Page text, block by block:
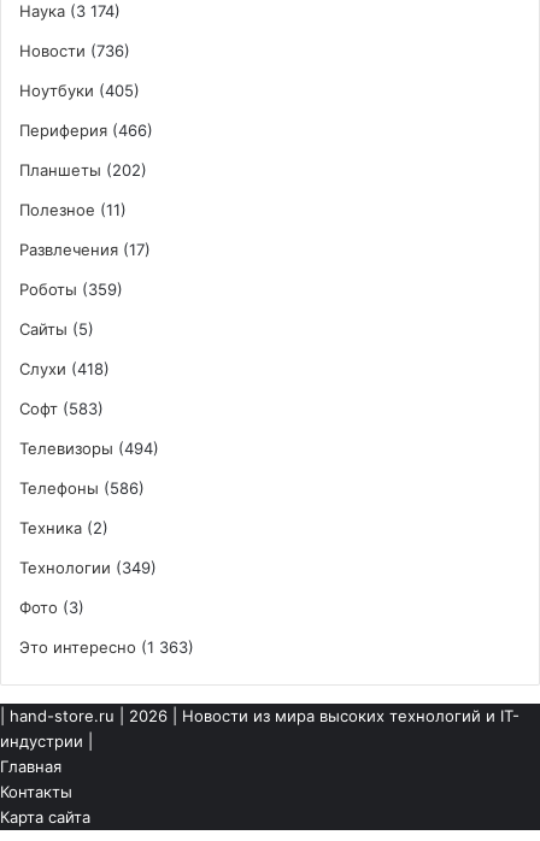
Наука (3 174)
Новости (736)
Ноутбуки (405)
Периферия (466)
Планшеты (202)
Полезное (11)
Развлечения (17)
Роботы (359)
Сайты (5)
Слухи (418)
Софт (583)
Телевизоры (494)
Телефоны (586)
Техника (2)
Технологии (349)
Фото (3)
Это интересно (1 363)
hand-store.ru | 2026 | Новости из мира высоких технологий и IT-
индустрии |
Главная
Контакты
Карта сайта